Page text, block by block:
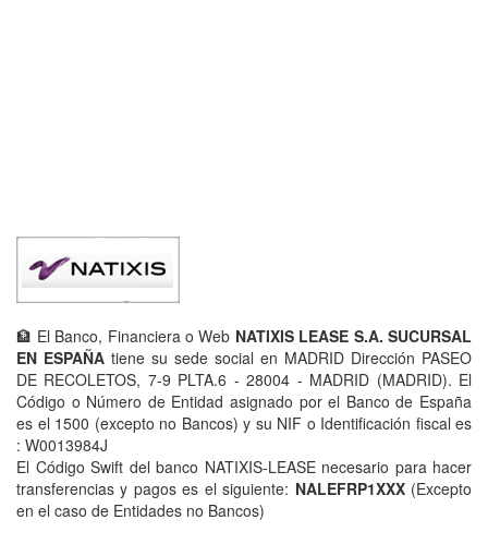
🏦 El Banco, Financiera o Web NATIXIS LEASE S.A. SUCURSAL
EN ESPAÑA tiene su sede social en MADRID Dirección PASEO
DE RECOLETOS, 7-9 PLTA.6 - 28004 - MADRID (MADRID). El
Código o Número de Entidad asignado por el Banco de España
es el 1500 (excepto no Bancos) y su NIF o Identificación fiscal es
: W0013984J
El Código Swift del banco NATIXIS-LEASE necesario para hacer
transferencias y pagos es el siguiente: NALEFRP1XXX(Excepto
en el caso de Entidades no Bancos)